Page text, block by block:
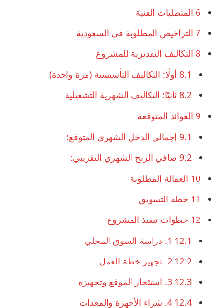
6 المتطلبات الفنية
7 التراخيص المطلوبة في السعودية
8 التكاليف التقديرية للمشروع
8.1 أولًا: التكاليف التأسيسية (مرة واحدة)
8.2 ثانيًا: التكاليف الشهرية التشغيلية
9 العوائد المتوقعة
9.1 إجمالي الدخل الشهري المتوقع:
9.2 صافي الربح الشهري التقريبي:
10 العمالة المطلوبة
11 خطة التسويق
12 خطوات تنفيذ المشروع
12.1
12.2
12.3
12.4